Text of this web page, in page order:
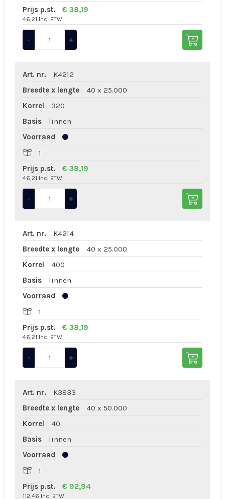
Prijs p.st. € 38,19
46,21 Incl BTW
- +
Art. nr.
K4212
Breedte x lengte
40 x 25.000
Korrel
320
Basis
linnen
Voorraad
1
Prijs p.st.
€ 38,19
46,21 Incl BTW
- +
Art. nr.
K4214
Breedte x lengte
40 x 25.000
Korrel
400
Basis
linnen
Voorraad
1
Prijs p.st.
€ 38,19
46,21 Incl BTW
- +
Art. nr.
K3833
Breedte x lengte
40 x 50.000
Korrel
40
Basis
linnen
Voorraad
1
Prijs p.st.
€ 92,94
112,46 Incl BTW